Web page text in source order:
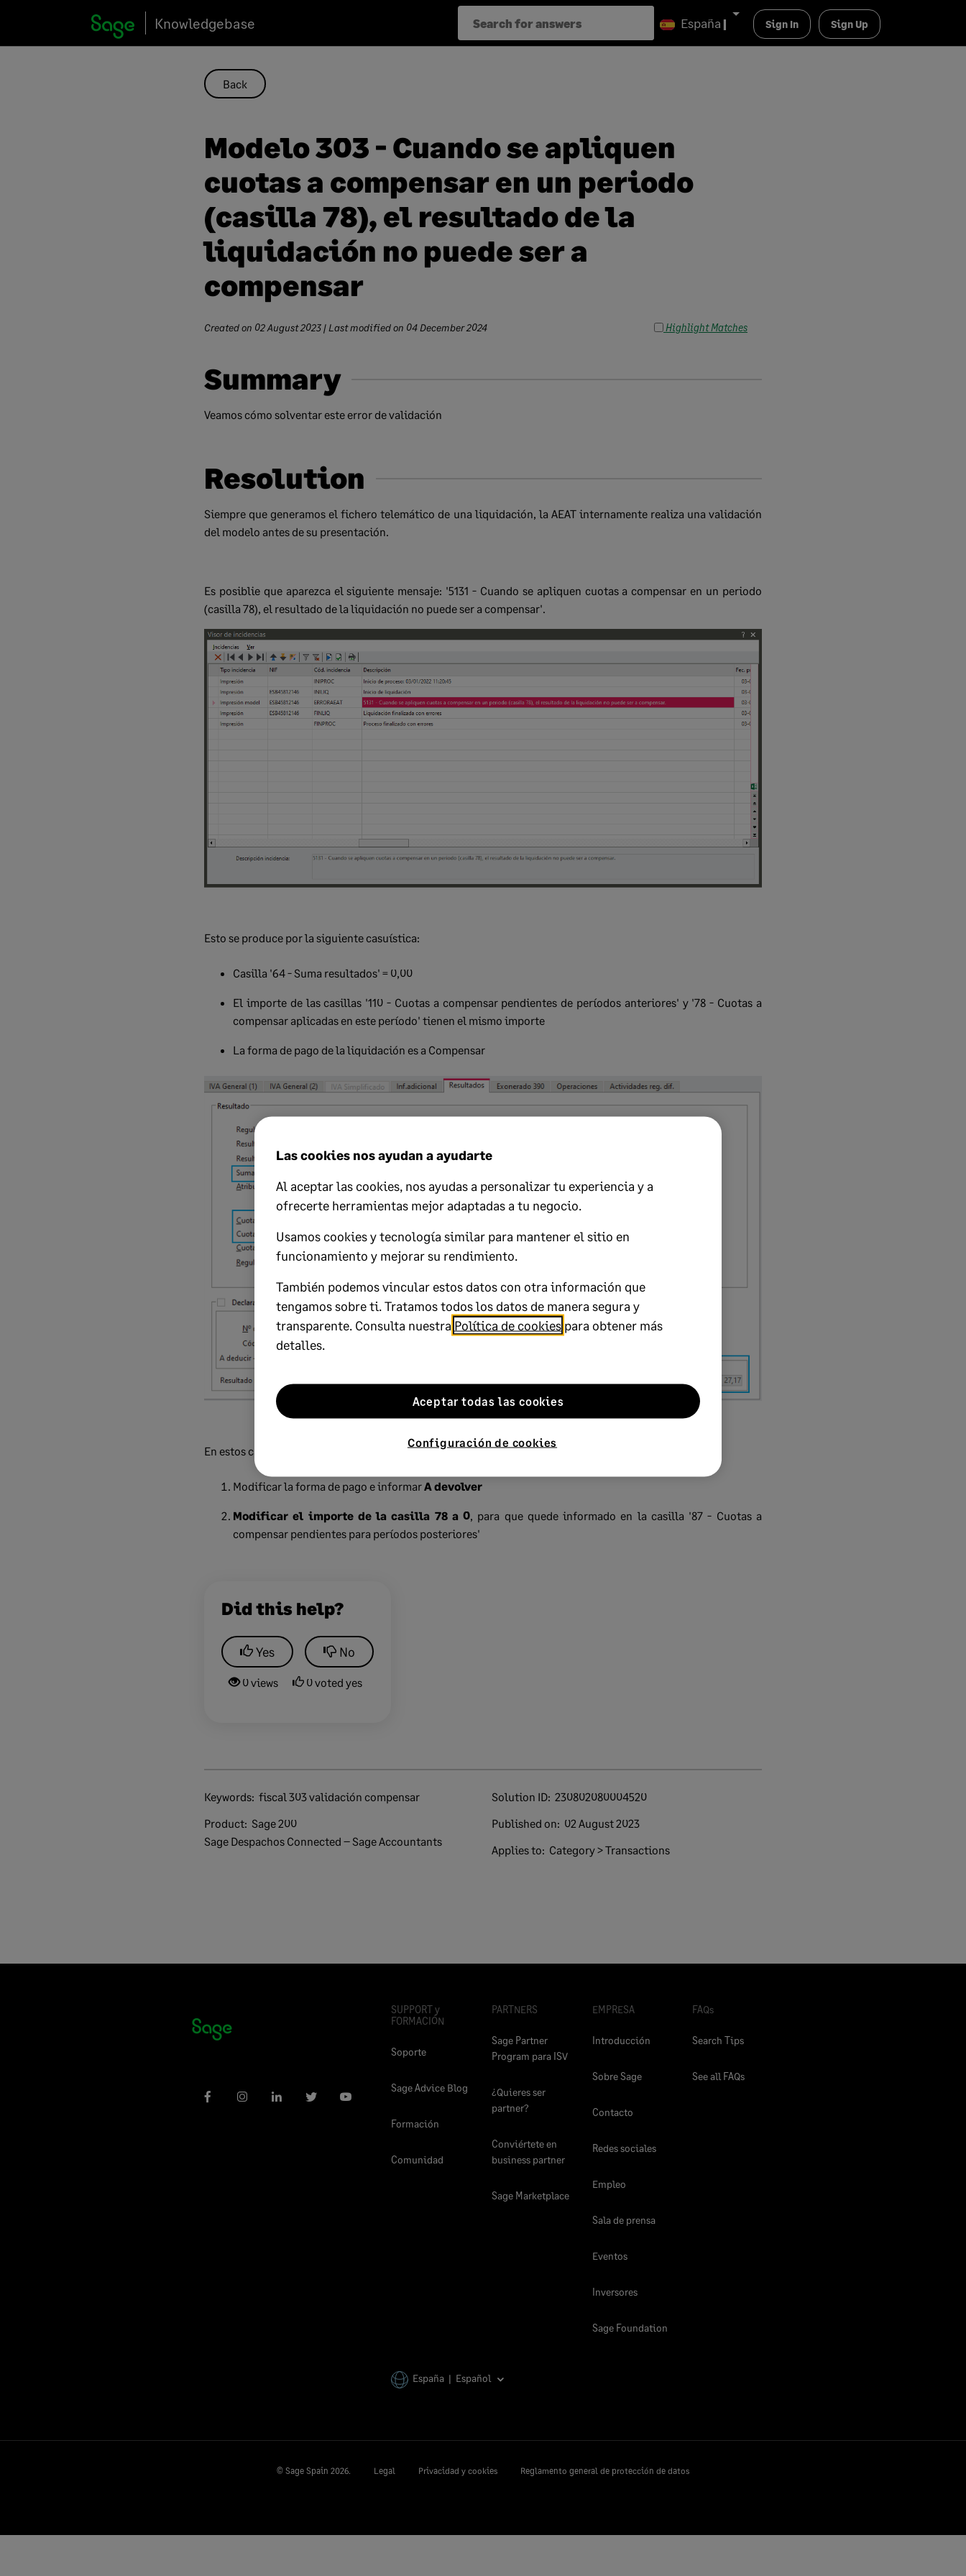
content
Knowledgebase España | Sign In Sign Up
Back
Modelo 303 - Cuando se apliquen
cuotas a compensar en un periodo
(casilla 78), el resultado de la
liquidación no puede ser a
compensar
Created on 02 August 2023 | Last modified on 04 December 2024 Highlight Matches
Summary
Veamos cómo solventar este error de validación
Resolution
Siempre que generamos el fichero telemático de una liquidación, la AEAT internamente realiza una validación
del modelo antes de su presentación.
Es posiblie que aparezca el siguiente mensaje: '5131 - Cuando se apliquen cuotas a compensar en un periodo
(casilla 78), el resultado de la liquidación no puede ser a compensar'.
Esto se produce por la siguiente casuística:
Casilla '64 - Suma resultados' = 0,00
El importe de las casillas '110 - Cuotas a compensar pendientes de períodos anteriores' y '78 - Cuotas a
compensar aplicadas en este período' tienen el mismo importe
La forma de pago de la liquidación es a Compensar
En estos casos tenemos dos opciones para realizar correctamente la presentación del modelo:
Modificar la forma de pago e informarA devolver
Modificar el importe de la casilla 78 a 0, para que quede informado en la casilla '87 - Cuotas a
compensar pendientes para períodos posteriores'
Did this help?
Yes No
0 views 0 voted yes
Keywords: fiscal 303 validación compensar
Product: Sage 200
Sage Despachos Connected – Sage Accountants
Solution ID: 230802080004520
Published on: 02 August 2023
Applies to: Category > Transactions
SUPPORT y
FORMACIÓN
Soporte
Sage Advice Blog
Formación
Comunidad
PARTNERS
Sage Partner
Program para ISV
¿Quieres ser
partner?
Conviértete en
business partner
Sage Marketplace
EMPRESA
Introducción
Sobre Sage
Contacto
Redes sociales
Empleo
Sala de prensa
Eventos
Inversores
Sage Foundation
FAQs
Search Tips
See all FAQs
España | Español
© Sage Spain 2026. Legal Privacidad y cookies Reglamento general de protección de datos
Las cookies nos ayudan a ayudarte
Al aceptar las cookies, nos ayudas a personalizar tu experiencia y a
ofrecerte herramientas mejor adaptadas a tu negocio.
Usamos cookies y tecnología similar para mantener el sitio en
funcionamiento y mejorar su rendimiento.
También podemos vincular estos datos con otra información que
tengamos sobre ti. Tratamos todos los datos de manera segura y
transparente. Consulta nuestra Política de cookies para obtener más
detalles.
Configuración de cookies
Aceptar todas las cookies